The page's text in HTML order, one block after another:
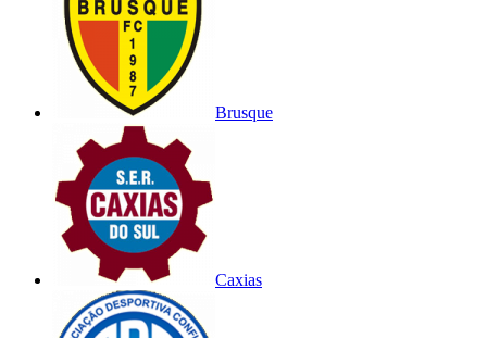
Brusque
Caxias